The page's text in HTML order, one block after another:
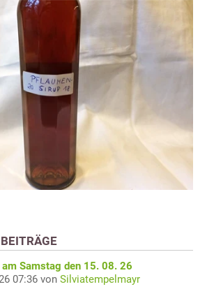
Samstag den 15. 08. 26
07:36 von Silviatempelmayr